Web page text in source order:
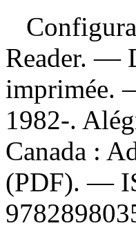
Reader. —
imprimée.
1982-.
Canada :
(PDF). —